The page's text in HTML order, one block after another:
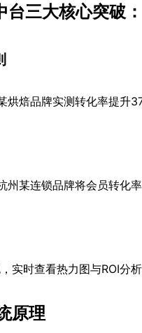
台三大核心突破：
烘焙品牌实测转化率提升
州某连锁品牌将会员转化
实时查看热力图与ROI分
原理